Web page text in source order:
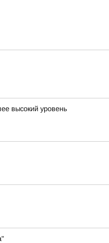
высокий уровень